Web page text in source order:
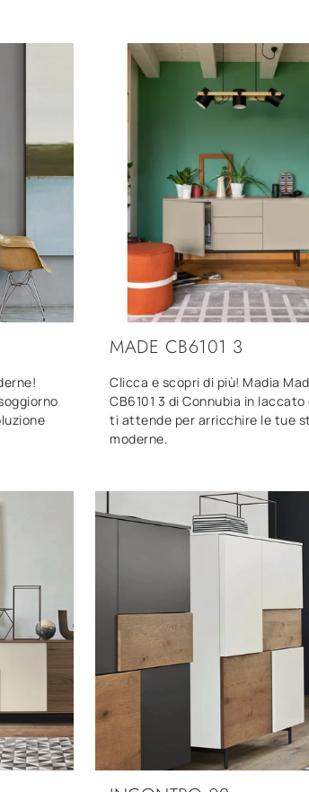
MADE CB6101 3
Clicca e scopri di più! Madia
CB6101 3 di Connubia in laccato
ti attende per arricchire le tue
moderne.